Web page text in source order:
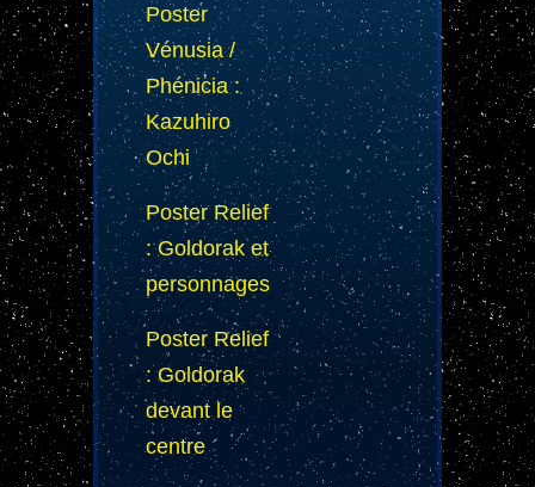
Poster
Vénusia /
Phénicia :
Kazuhiro
Ochi
Poster Relief
: Goldorak et
personnages
Poster Relief
: Goldorak
devant le
centre